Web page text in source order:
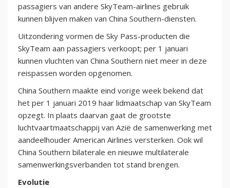
passagiers van andere SkyTeam-airlines gebruik
kunnen blijven maken van China Southern-diensten.
Uitzondering vormen de Sky Pass-producten die
SkyTeam aan passagiers verkoopt; per 1 januari
kunnen vluchten van China Southern niet meer in deze
reispassen worden opgenomen.
China Southern maakte eind vorige week bekend dat
het per 1 januari 2019 haar lidmaatschap van SkyTeam
opzegt. In plaats daarvan gaat de grootste
luchtvaartmaatschappij van Azië de samenwerking met
aandeelhouder American Airlines versterken. Ook wil
China Southern bilaterale en nieuwe multilaterale
samenwerkingsverbanden tot stand brengen.
Evolutie